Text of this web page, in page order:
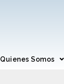
Quienes Somos